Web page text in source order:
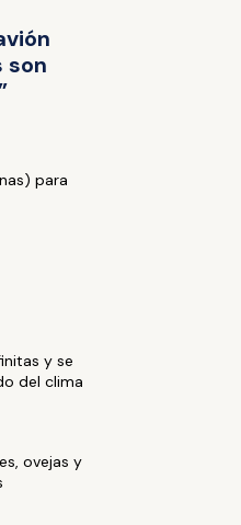
son
para
y se
del clima
ovejas y